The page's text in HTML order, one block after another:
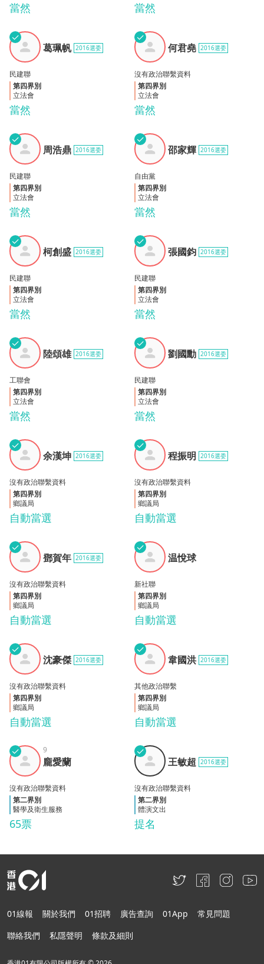
當然 當然
葛珮
帆
✓
當然
葛珮帆 2016選委
民建聯
第四界別
立法會
何君
堯
✓
當然
何君堯 2016選委
沒有政治聯繫資料
第四界別
立法會
周浩
鼎
✓
當然
周浩鼎 2016選委
民建聯
第四界別
立法會
邵家
輝
✓
當然
邵家輝 2016選委
自由黨
第四界別
立法會
柯創
盛
✓
當然
柯創盛 2016選委
民建聯
第四界別
立法會
張國
鈞
✓
當然
張國鈞 2016選委
民建聯
第四界別
立法會
陸頌
雄
✓
當然
陸頌雄 2016選委
工聯會
第四界別
立法會
劉國
勳
✓
當然
劉國勳 2016選委
民建聯
第四界別
立法會
余漢
坤
✓
自動當選
余漢坤 2016選委
沒有政治聯繫資料
第四界別
鄉議局
程振
明
✓
自動當選
程振明 2016選委
沒有政治聯繫資料
第四界別
鄉議局
鄧賀
年
✓
自動當選
鄧賀年 2016選委
沒有政治聯繫資料
第四界別
鄉議局
温悅
球
✓
自動當選
温悅球
新社聯
第四界別
鄉議局
沈豪
傑
✓
自動當選
沈豪傑 2016選委
沒有政治聯繫資料
第四界別
鄉議局
韋國
洪
✓
自動當選
韋國洪 2016選委
其他政治聯繫
第四界別
鄉議局
龐愛
蘭
✓
65票
9
龐愛蘭
沒有政治聯繫資料
第二界別
醫學及衛生服務
王敏
超
✓
提名
王敏超 2016選委
沒有政治聯繫資料
第二界別
體演文出
01線報 關於我們 01招聘 廣告查詢 01App
常見問題
聯絡我們
私隱聲明 條款及細則